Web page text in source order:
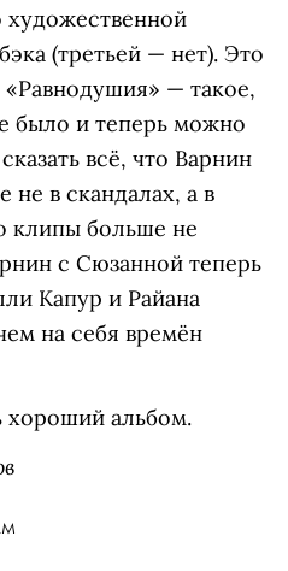
художественной
(третьей — нет). Это
— такое,
было и теперь можно
всё, что Варнин
не в скандалах, а в
клипы больше не
с Сюзанной теперь
Капур и Райана
на себя времён
хороший альбом.